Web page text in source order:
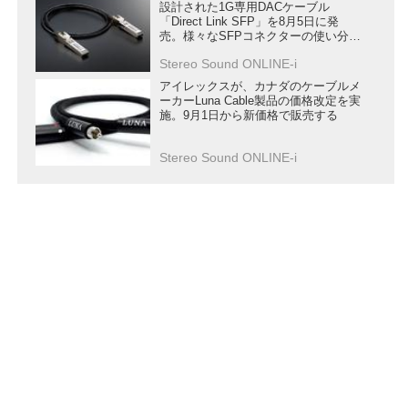
設計された1G専用DACケーブル
「Direct Link SFP」を8月5日に発
売。様々なSFPコネクターの使い分け
Stereo Sound ONLINE-i
アイレックスが、カナダのケーブルメ
ーカーLuna Cable製品の価格改定を実
施。9月1日から新価格で販売する
Stereo Sound ONLINE-i